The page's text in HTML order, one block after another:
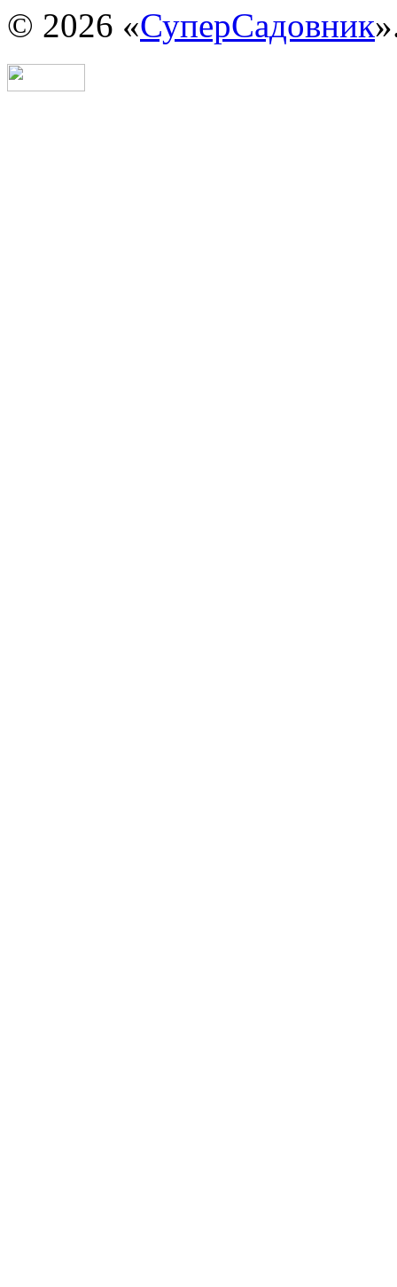
© 2026 «СуперСадовник